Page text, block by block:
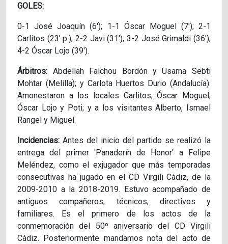
GOLES:
0-1 José Joaquín (6'); 1-1 Óscar Moguel (7'); 2-1
Carlitos (23' p.); 2-2 Javi (31'); 3-2 José Grimaldi (36');
4-2 Óscar Lojo (39').
Árbitros: Abdellah Falchou Bordón y Usama Sebti
Mohtar (Melilla); y Carlota Huertos Durio (Andalucía).
Amonestaron a los locales Carlitos, Óscar Moguel,
Óscar Lojo y Poti; y a los visitantes Alberto, Ismael
Rangel y Miguel.
Incidencias:Antes del inicio del partido se realizó la
entrega del primer 'Panaderín de Honor' a Felipe
Meléndez, como el exjugador que más temporadas
consecutivas ha jugado en el CD Virgili Cádiz, de la
2009-2010 a la 2018-2019. Estuvo acompañado de
antiguos compañeros, técnicos, directivos y
familiares. Es el primero de los actos de la
conmemoración del 50º aniversario del CD Virgili
Cádiz. Posteriormente mandamos nota del acto de